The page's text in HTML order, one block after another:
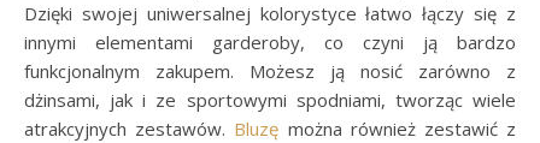
Dzięki swojej uniwersalnej kolorystyce łatwo łączy się z
innymi elementami garderoby, co czyni ją bardzo
funkcjonalnym zakupem. Możesz ją nosić zarówno z
dżinsami, jak i ze sportowymi spodniami, tworząc wiele
atrakcyjnych zestawów. Bluzę można również zestawić z